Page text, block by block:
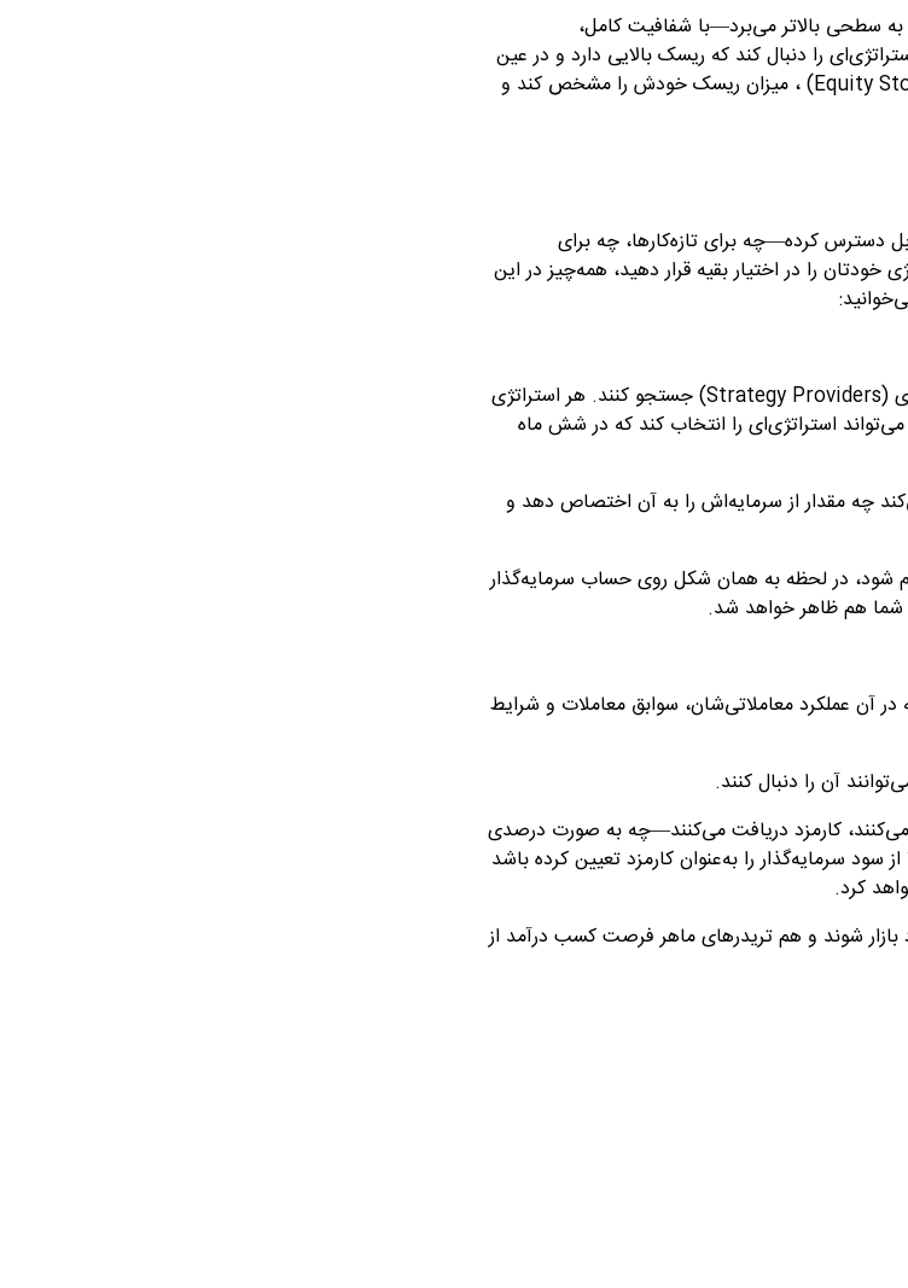
به سطحی بالاتر می‌برد—با شفافیت کامل،
را دنبال کند که ریسک بالایی دارد و در عین
(Equity، میزان ریسک خودش را مشخص کند و
دسترس کرده—چه برای تازه‌کارها، چه برای
را در اختیار بقیه قرار دهید، همه‌چیز در این
:
(Strategy Providers)جستجو کنند. هر استراتژی
می‌تواند استراتژی‌ای را انتخاب کند که در شش ماه
چه مقدار از سرمایه‌اش را به آن اختصاص دهد و
شود، در لحظه به همان شکل روی حساب سرمایه‌گذار
هم ظاهر خواهد شد.
در آن عملکرد معاملاتی‌شان، سوابق معاملات و شرایط
آن را دنبال کنند.
می‌کنند، کارمزد دریافت می‌کنند—چه به صورت درصدی
بر اساس حجم معاملات. مثلاً اگر ارائه‌دهنده‌ای ۱۰٪ از سود سرمایه‌گذار را به‌عنوان کارمزد تعیین کرده باشد
.
بازار شوند و هم تریدرهای ماهر فرصت کسب درآمد از